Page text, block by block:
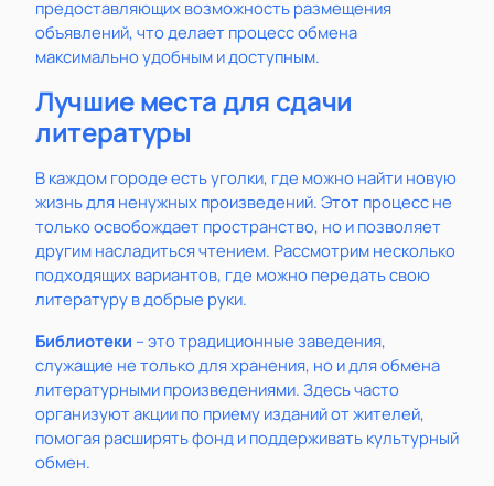
предоставляющих возможность размещения
объявлений, что делает процесс обмена
максимально удобным и доступным.
Лучшие места для сдачи
литературы
В каждом городе есть уголки, где можно найти новую
жизнь для ненужных произведений. Этот процесс не
только освобождает пространство, но и позволяет
другим насладиться чтением. Рассмотрим несколько
подходящих вариантов, где можно передать свою
литературу в добрые руки.
Библиотеки – это традиционные заведения,
служащие не только для хранения, но и для обмена
литературными произведениями. Здесь часто
организуют акции по приему изданий от жителей,
помогая расширять фонд и поддерживать культурный
обмен.